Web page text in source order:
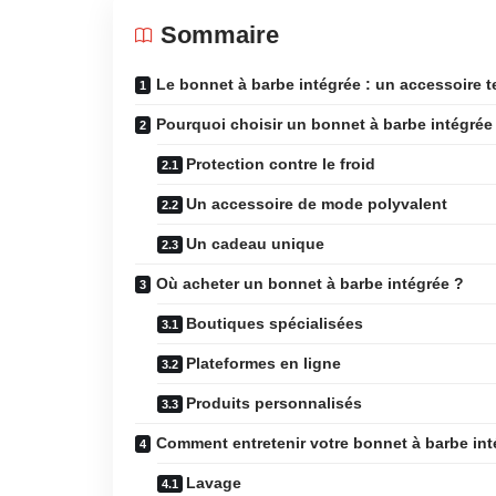
Sommaire
Le bonnet à barbe intégrée : un accessoire
Pourquoi choisir un bonnet à barbe intégrée
Protection contre le froid
Un accessoire de mode polyvalent
Un cadeau unique
Où acheter un bonnet à barbe intégrée ?
Boutiques spécialisées
Plateformes en ligne
Produits personnalisés
Comment entretenir votre bonnet à barbe
Lavage